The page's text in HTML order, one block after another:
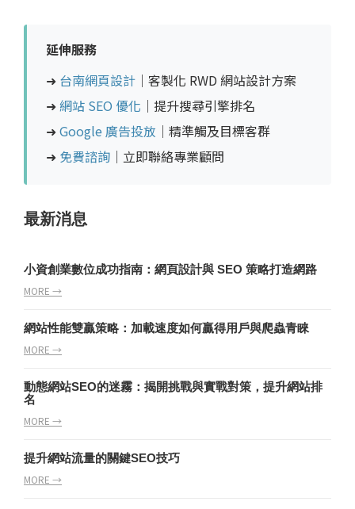
延伸服務
➜ 台南網頁設計 ｜客製化 RWD 網站設計方案
➜ 網站 SEO 優化 ｜提升搜尋引擎排名
➜ Google 廣告投放 ｜精準觸及目標客群
➜ 免費諮詢 ｜立即聯絡專業顧問
最新消息
小資創業數位成功指南：網頁設計與 SEO 策略打造網路
MORE →
網站性能雙贏策略：加載速度如何贏得用戶與爬蟲青睞
MORE →
動態網站SEO的迷霧：揭開挑戰與實戰對策，提升網站排
名
MORE →
提升網站流量的關鍵SEO技巧
MORE →